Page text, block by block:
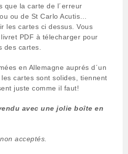
que la carte de l´erreur
ou de St Carlo Acutis…
les cartes ci dessus. Vous
PDF à télecharger pour
des cartes.
en Allemagne auprés d´un
cartes sont solides, tiennent
juste comme il faut!
avec une jolie boîte en
acceptés.